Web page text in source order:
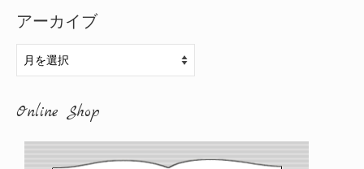
アーカイブ
ア
ー
ブ
Online Shop